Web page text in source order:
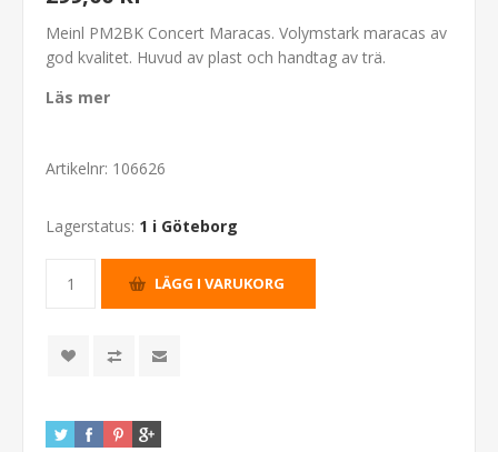
Meinl PM2BK Concert Maracas. Volymstark maracas av
god kvalitet. Huvud av plast och handtag av trä.
Läs mer
Artikelnr: 106626
Lagerstatus: 1 i Göteborg